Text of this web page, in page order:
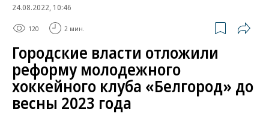
24.08.2022, 10:46
120 2 мин.
Городские власти отложили
реформу молодежного
хоккейного клуба «Белгород» до
весны 2023 года